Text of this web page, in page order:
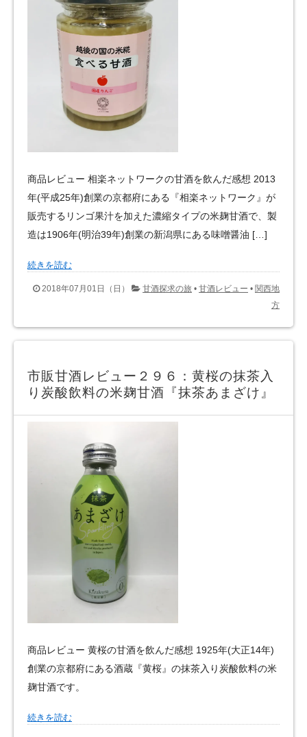
商品レビュー 相楽ネットワークの甘酒を飲んだ感想 2013
年(平成25年)創業の京都府にある『相楽ネットワーク』が
販売するリンゴ果汁を加えた濃縮タイプの米麹甘酒で、製
造は1906年(明治39年)創業の新潟県にある味噌醤油 […]
続きを読む
2018年07月01日（日） 甘酒探求の旅 • 甘酒レビュー • 関西地
方
市販甘酒レビュー２９６：黄桜の抹茶入
り炭酸飲料の米麹甘酒『抹茶あまざけ』
商品レビュー 黄桜の甘酒を飲んだ感想 1925年(大正14年)
創業の京都府にある酒蔵『黄桜』の抹茶入り炭酸飲料の米
麹甘酒です。
続きを読む